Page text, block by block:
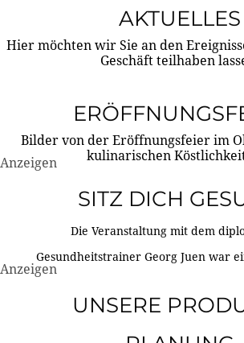
AKTUELLES
Hier möchten wir Sie an den
Geschäft teilhaben
Bilder von der Eröffnungsfeier im
kulinarischen
Anzeigen
SITZ DICH
Die Veranstaltung mit dem
Gesundheitstrainer Georg Juen war
Anzeigen
UNSERE